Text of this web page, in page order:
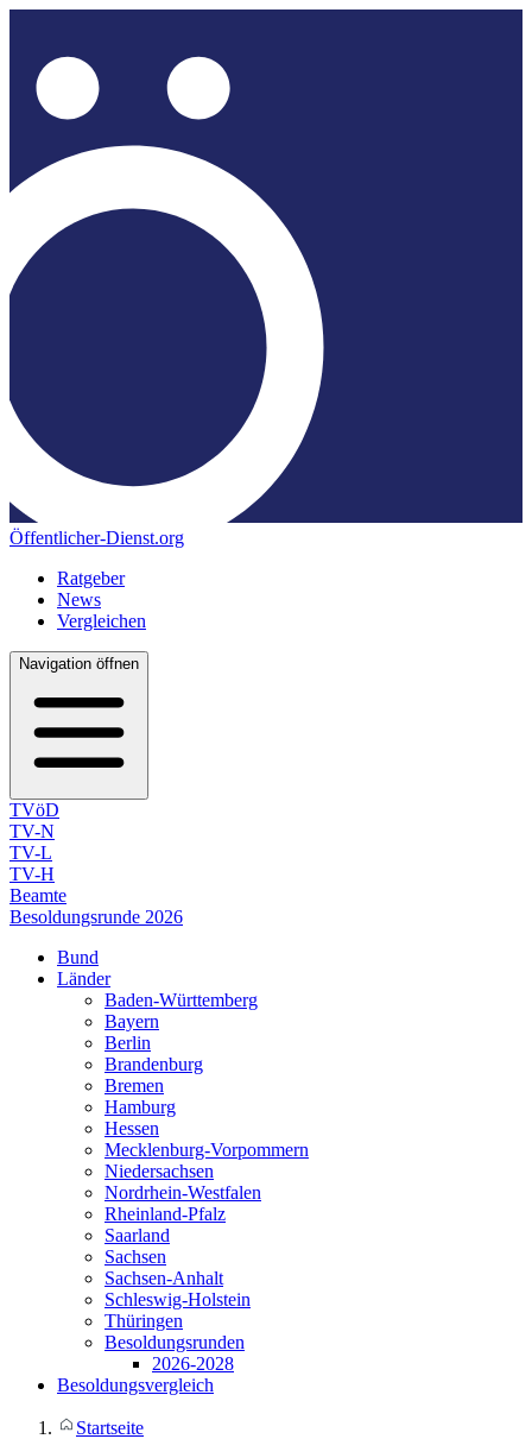
Öffentlicher-Dienst.org
Ratgeber
News
Vergleichen
Navigation öffnen
TVöD
TV-N
TV-L
TV-H
Beamte
Besoldungsrunde 2026
Bund
Länder
Baden-Württemberg
Bayern
Berlin
Brandenburg
Bremen
Hamburg
Hessen
Mecklenburg-Vorpommern
Niedersachsen
Nordrhein-Westfalen
Rheinland-Pfalz
Saarland
Sachsen
Sachsen-Anhalt
Schleswig-Holstein
Thüringen
Besoldungsrunden
2026-2028
Besoldungsvergleich
Startseite